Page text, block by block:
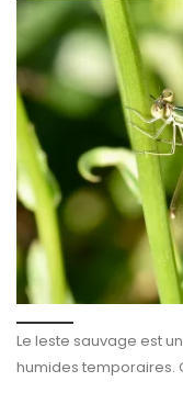
Le leste sauvage est
humides temporaires.